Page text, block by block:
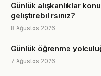
Günlük alışkanlıklar
geliştirebilirsiniz?
8 Ağustos 2026
Günlük öğrenme
7 Ağustos 2026